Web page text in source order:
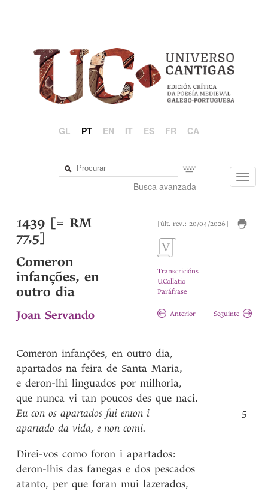
GL PT EN IT ES FR CA
Busca avanzada
[últ. rev.: 20/04/2026]
Transcricións
UCollatio
Paráfrase
Anterior Seguinte
1439 [= RM
77,5]
Comeron
infanções, en
outro dia
Joan Servando
Comeron infanções, en outro dia,
apartados na feira de Santa Maria,
e deron-lhi linguados por milhoria,
que nunca vi tan poucos des que naci.
Eu con os apartados fui enton i
apartado da vida, e non comi.
Direi-vos como foron i apartados:
deron-lhis das fanegas e dos pescados
atanto, per que foran mui lazerados,
5